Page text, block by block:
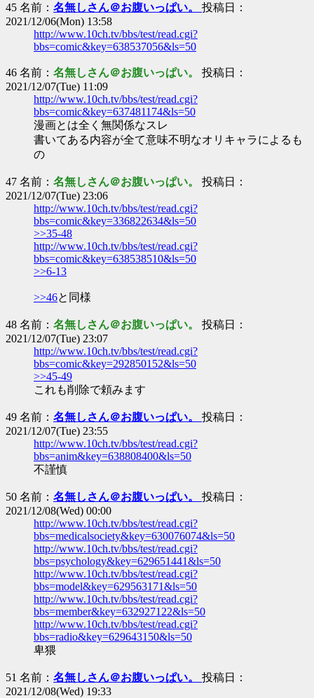
45 名前： 名無しさん＠お腹いっぱい。 投稿日：
2021/12/06(Mon) 13:58
http://www.10ch.tv/bbs/test/read.cgi?
bbs=comic&key=638537056&ls=50
46 名前： 名無しさん＠お腹いっぱい。 投稿日：
2021/12/07(Tue) 11:09
http://www.10ch.tv/bbs/test/read.cgi?
bbs=comic&key=637481174&ls=50
漫画とは全く無関係なスレ
書いてある内容が全て意味不明なオリキャラによるも
の
47 名前： 名無しさん＠お腹いっぱい。 投稿日：
2021/12/07(Tue) 23:06
http://www.10ch.tv/bbs/test/read.cgi?
bbs=comic&key=336822634&ls=50
>>35-48
http://www.10ch.tv/bbs/test/read.cgi?
bbs=comic&key=638538510&ls=50
>>6-13
>>46と同様
48 名前： 名無しさん＠お腹いっぱい。 投稿日：
2021/12/07(Tue) 23:07
http://www.10ch.tv/bbs/test/read.cgi?
bbs=comic&key=292850152&ls=50
>>45-49
これも削除で頼みます
49 名前： 名無しさん＠お腹いっぱい。 投稿日：
2021/12/07(Tue) 23:55
http://www.10ch.tv/bbs/test/read.cgi?
bbs=anim&key=638808400&ls=50
不謹慎
50 名前： 名無しさん＠お腹いっぱい。 投稿日：
2021/12/08(Wed) 00:00
http://www.10ch.tv/bbs/test/read.cgi?
bbs=medicalsociety&key=630076074&ls=50
http://www.10ch.tv/bbs/test/read.cgi?
bbs=psychology&key=629651441&ls=50
http://www.10ch.tv/bbs/test/read.cgi?
bbs=model&key=629563171&ls=50
http://www.10ch.tv/bbs/test/read.cgi?
bbs=member&key=632927122&ls=50
http://www.10ch.tv/bbs/test/read.cgi?
bbs=radio&key=629643150&ls=50
卑猥
51 名前： 名無しさん＠お腹いっぱい。 投稿日：
2021/12/08(Wed) 19:33